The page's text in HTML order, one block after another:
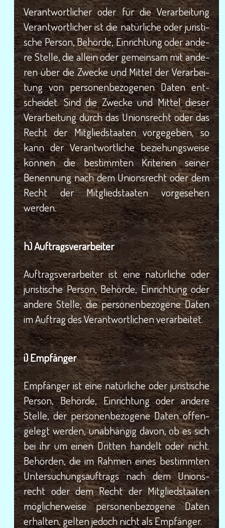
Ver­ant­wort­li­cher oder für die Ver­ar­bei­tung
Ver­ant­wort­li­cher ist die natür­li­che oder juris­ti­
sche Per­son, Behör­de, Ein­rich­tung oder ande­
re Stel­le, die allein oder gemein­sam mit ande­
ren über die Zwe­cke und Mit­tel der Ver­ar­bei­
tung von per­so­nen­be­zo­ge­nen Daten ent­
schei­det. Sind die Zwe­cke und Mit­tel die­ser
Ver­ar­bei­tung durch das Uni­ons­recht oder das
Recht der Mit­glied­staa­ten vor­ge­ge­ben, so
kann der Ver­ant­wort­li­che bezie­hungs­wei­se
kön­nen die bestimm­ten Kri­te­ri­en sei­ner
Benen­nung nach dem Uni­ons­recht oder dem
Recht der Mit­glied­staa­ten vor­ge­se­hen
werden.
h) Auf­trags­ver­ar­bei­ter
Auf­trags­ver­ar­bei­ter ist eine natür­li­che oder
juris­ti­sche Per­son, Behör­de, Ein­rich­tung oder
ande­re Stel­le, die per­so­nen­be­zo­ge­ne Daten
im Auf­trag des Ver­ant­wort­li­chen verarbeitet.
i) Emp­fän­ger
Emp­fän­ger ist eine natür­li­che oder juris­ti­sche
Per­son, Behör­de, Ein­rich­tung oder ande­re
Stel­le, der per­so­nen­be­zo­ge­ne Daten offen­
ge­legt wer­den, unab­hän­gig davon, ob es sich
bei ihr um einen Drit­ten han­delt oder nicht.
Behör­den, die im Rah­men eines bestimm­ten
Unter­su­chungs­auf­trags nach dem Uni­ons­
recht oder dem Recht der Mit­glied­staa­ten
mög­li­cher­wei­se per­so­nen­be­zo­ge­ne Daten
erhal­ten, gel­ten jedoch nicht als Empfänger.